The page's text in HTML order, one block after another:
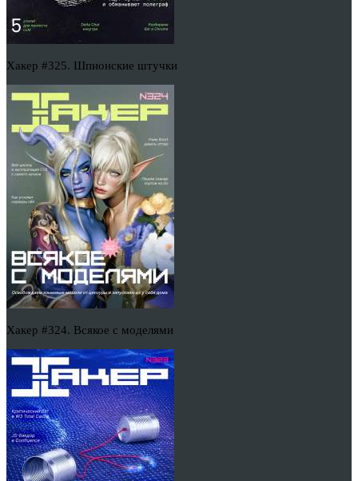
Хакер #325. Шпионские штучки
Хакер #324. Всякое с моделями